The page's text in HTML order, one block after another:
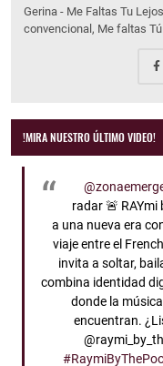
Gerina - Me Faltas Tu
convencional, Me faltas
!MIRA NUESTRO ÚLTIMO VIDEO!
radar 🚨
a una nueva era
viaje entre el
invita a soltar,
combina identidad
donde la
encuentran.